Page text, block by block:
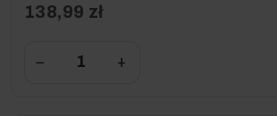
138,99 zł
− +